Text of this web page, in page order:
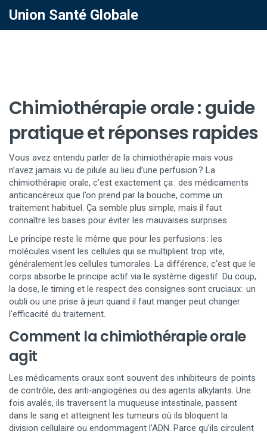
Union Santé Globale
Chimiothérapie orale : guide
pratique et réponses rapides
Vous avez entendu parler de la chimiothérapie mais vous
n’avez jamais vu de pilule au lieu d’une perfusion ? La
chimiothérapie orale, c’est exactement ça : des médicaments
anticancéreux que l’on prend par la bouche, comme un
traitement habituel. Ça semble plus simple, mais il faut
connaître les bases pour éviter les mauvaises surprises.
Le principe reste le même que pour les perfusions : les
molécules visent les cellules qui se multiplient trop vite,
généralement les cellules tumorales. La différence, c’est que le
corps absorbe le principe actif via le système digestif. Du coup,
la dose, le timing et le respect des consignes sont cruciaux : un
oubli ou une prise à jeun quand il faut manger peut changer
l’efficacité du traitement.
Comment la chimiothérapie orale
agit
Les médicaments oraux sont souvent des inhibiteurs de points
de contrôle, des anti‑angiogènes ou des agents alkylants. Une
fois avalés, ils traversent la muqueuse intestinale, passent
dans le sang et atteignent les tumeurs où ils bloquent la
division cellulaire ou endommagent l’ADN. Parce qu’ils circulent